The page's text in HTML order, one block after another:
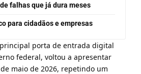
falhas que já dura meses
para cidadãos e empresas
porta de entrada digital
federal, voltou a apresentar
maio de 2026, repetindo um